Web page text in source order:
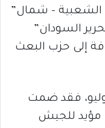
الشعبية – شمال”
السودان”
إلى حزب البعث
فقد ضمت
مؤيد للجيش